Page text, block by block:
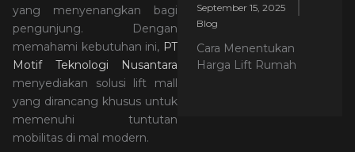
yang menyenangkan bagi
pengunjung. Dengan
memahami kebutuhan ini, PT
Motif Teknologi Nusantara
menyediakan solusi lift mall
yang dirancang khusus untuk
memenuhi tuntutan
mobilitas di mal modern.
Cara Menentukan
Harga Lift Rumah
September 15, 2025
Blog